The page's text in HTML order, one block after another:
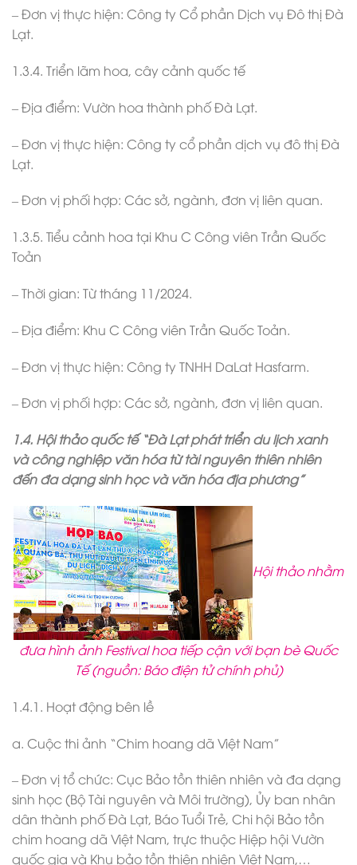
– Đơn vị thực hiện: Công ty Cổ phần Dịch vụ Đô thị Đà
Lạt.
1.3.4. Triển lãm hoa, cây cảnh quốc tế
– Địa điểm: Vườn hoa thành phố Đà Lạt.
– Đơn vị thực hiện: Công ty cổ phần dịch vụ đô thị Đà
Lạt.
– Đơn vị phối hợp: Các sở, ngành, đơn vị liên quan.
1.3.5. Tiểu cảnh hoa tại Khu C Công viên Trần Quốc
Toản
– Thời gian: Từ tháng 11/2024.
– Địa điểm: Khu C Công viên Trần Quốc Toản.
– Đơn vị thực hiện: Công ty TNHH DaLat Hasfarm.
– Đơn vị phối hợp: Các sở, ngành, đơn vị liên quan.
1.4. Hội thảo quốc tế “Đà Lạt phát triển du lịch xanh
và công nghiệp văn hóa từ tài nguyên thiên nhiên
đến đa dạng sinh học và văn hóa địa phương”
Hội thảo nhằm
đưa hình ảnh Festival hoa tiếp cận với bạn bè Quốc
Tế (nguồn: Báo điện tử chính phủ)
1.4.1. Hoạt động bên lề
a. Cuộc thi ảnh “Chim hoang dã Việt Nam”
– Đơn vị tổ chức: Cục Bảo tồn thiên nhiên và đa dạng
sinh học (Bộ Tài nguyên và Môi trường), Ủy ban nhân
dân thành phố Đà Lạt, Báo Tuổi Trẻ, Chi hội Bảo tồn
chim hoang dã Việt Nam, trực thuộc Hiệp hội Vườn
quốc gia và Khu bảo tồn thiên nhiên Việt Nam,…